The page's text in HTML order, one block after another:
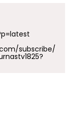
subscribe/